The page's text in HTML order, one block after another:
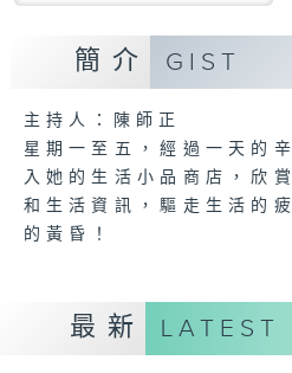
簡介 GIST
主持人：陳師正
星期一至五，經過一天的
入她的生活小品商店，欣
和生活資訊，驅走生活的
的黃昏！
最新 LATEST